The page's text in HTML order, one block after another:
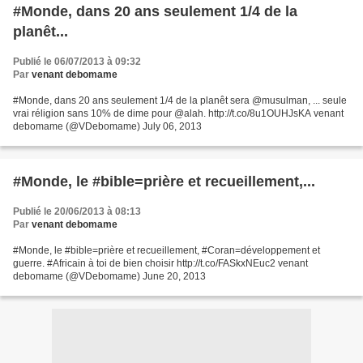
#Monde, dans 20 ans seulement 1/4 de la
planêt...
Publié le 06/07/2013 à 09:32
Par venant debomame
#Monde, dans 20 ans seulement 1/4 de la planêt sera @musulman, ... seule
vrai réligion sans 10% de dime pour @alah. http://t.co/8u1OUHJsKA venant
debomame (@VDebomame) July 06, 2013
#Monde, le #bible=prière et recueillement,...
Publié le 20/06/2013 à 08:13
Par venant debomame
#Monde, le #bible=prière et recueillement, #Coran=développement et
guerre. #Africain à toi de bien choisir http://t.co/FASkxNEuc2 venant
debomame (@VDebomame) June 20, 2013